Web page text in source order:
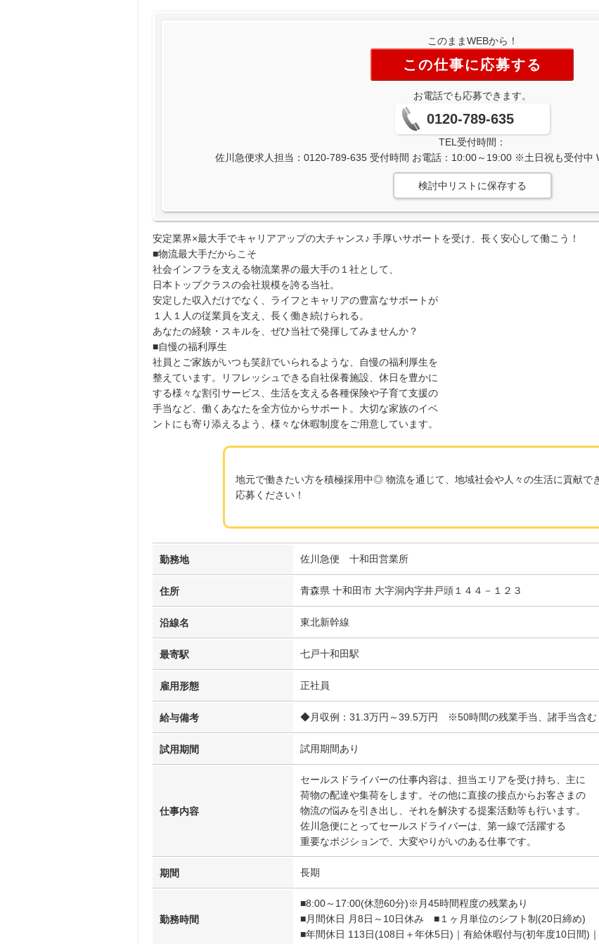
このままWEBから！
この仕事に応募する
お電話でも応募できます。
0120-789-635
TEL受付時間：
佐川急便求人担当：0120-789-635 受付時間 お電話：10:00～19:00 ※土日祝も受付中
検討中リストに保存する
安定業界×最大手でキャリアアップの大チャンス♪ 手厚いサポートを受け、長く安心して働こう！
■物流最大手だからこそ
社会インフラを支える物流業界の最大手の１社として、
日本トップクラスの会社規模を誇る当社。
安定した収入だけでなく、ライフとキャリアの豊富なサポートが
１人１人の従業員を支え、長く働き続けられる。
あなたの経験・スキルを、ぜひ当社で発揮してみませんか？
■自慢の福利厚生
社員とご家族がいつも笑顔でいられるような、自慢の福利厚生を
整えています。リフレッシュできる自社保養施設、休日を豊かに
する様々な割引サービス、生活を支える各種保険や子育て支援の
手当など、働くあなたを全方位からサポート。大切な家族のイベ
ントにも寄り添えるよう、様々な休暇制度をご用意しています。
地元で働きたい方を積極採用中◎ 物流を通じて、地域社会や人々の生活に貢献で
応募ください！
勤務地 佐川急便 十和田営業所
住所 青森県 十和田市 大字洞内字井戸頭１４４－１２３
沿線名 東北新幹線
最寄駅 七戸十和田駅
雇用形態 正社員
給与備考 ◆月収例：31.3万円～39.5万円 ※50時間の残業手当、諸手当含む
試用期間 試用期間あり
仕事内容
セールスドライバーの仕事内容は、担当エリアを受け持ち、主に
荷物の配達や集荷をします。その他に直接の接点からお客さまの
物流の悩みを引き出し、それを解決する提案活動等も行います。
佐川急便にとってセールスドライバーは、第一線で活躍する
重要なポジションで、大変やりがいのある仕事です。
期間 長期
勤務時間
■8:00～17:00(休憩60分)※月45時間程度の残業あり
■月間休日 月8日～10日休み ■１ヶ月単位のシフト制(20日締め)
■年間休日 113日(108日＋年休5日)｜有給休暇付与(初年度10日間)